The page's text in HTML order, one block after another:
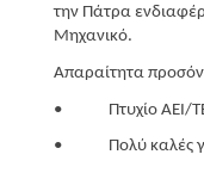
την Πάτρα
Μηχανικό.
Απαραίτητα
• Πτυχίο ΑΕΙ/
• Πολύ καλές